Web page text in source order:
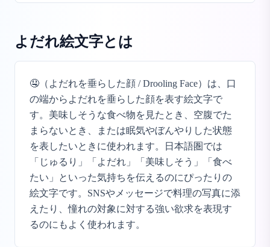
よだれ絵文字とは
🤤（よだれを垂らした顔 / Drooling Face）は、口
の端からよだれを垂らした顔を表す絵文字で
す。美味しそうな食べ物を見たとき、空腹でた
まらないとき、または眠気やぼんやりした状態
を表したいときに使われます。日本語圏では
「じゅるり」「よだれ」「美味しそう」「食べ
たい」といった気持ちを伝えるのにぴったりの
絵文字です。SNSやメッセージで料理の写真に添
えたり、憧れの対象に対する強い欲求を表現す
るのにもよく使われます。